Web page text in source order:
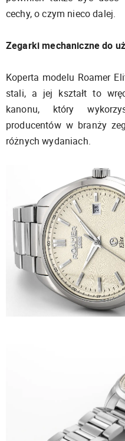
cechy, o czym nieco dalej.
Zegarki mechaniczne do
Koperta modelu Roamer
stali, a jej kształt to
kanonu, który
producentów w branży
różnych wydaniach.